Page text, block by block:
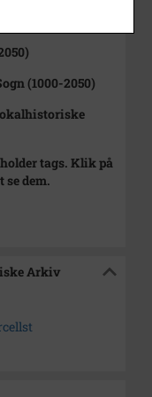
(1000-2050)
tags. Klik på
se dem.
Arkiv